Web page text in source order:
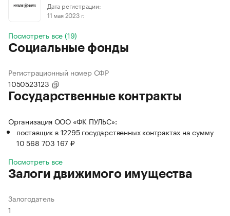
Дата регистрации:
11 мая 2023 г.
Посмотреть все (19)
Социальные фонды
Регистрационный номер СФР
1050523123
Государственные контракты
Организация ООО «ФК ПУЛЬС»:
поставщик в 12295 государственных контрактах на сумму
10 568 703 167 ₽
Посмотреть все
Залоги движимого имущества
Залогодатель
1